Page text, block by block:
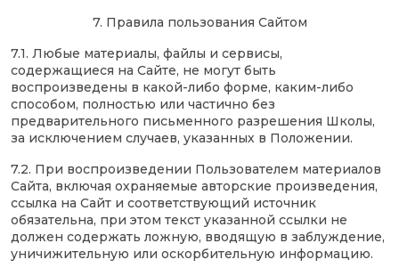
7. Правила пользования Сайтом
7.1. Любые материалы, файлы и сервисы,
содержащиеся на Сайте, не могут быть
воспроизведены в какой-либо форме, каким-либо
способом, полностью или частично без
предварительного письменного разрешения Школы,
за исключением случаев, указанных в Положении.
7.2. При воспроизведении Пользователем материалов
Сайта, включая охраняемые авторские произведения,
ссылка на Сайт и соответствующий источник
обязательна, при этом текст указанной ссылки не
должен содержать ложную, вводящую в заблуждение,
уничижительную или оскорбительную информацию.